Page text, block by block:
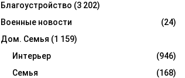
H
Благоустройство (3 202)
Военные новости
(24)
Дом. Семья (1 159)
Интерьер
(946)
Семья
(168)